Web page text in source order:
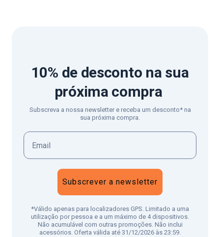
10% de desconto na sua
próxima compra
Subscreva a nossa newsletter e receba um desconto* na
sua próxima compra.
Subscrever a newsletter
*Válido apenas para localizadores GPS. Limitado a uma
utilização por pessoa e a um máximo de 4 dispositivos.
Não acumulável com outras promoções. Não inclui
acessórios. Oferta válida até 31/12/2026 às 23:59.